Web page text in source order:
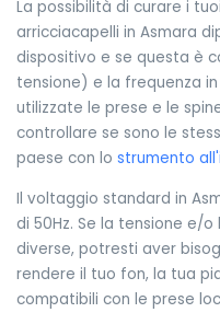
La possibilità di curare i
arricciacapelli in Asmara
dispositivo e se questa è
tensione) e la frequenza
utilizzate le prese e le
controllare se sono le
paese con lo strumento
Il voltaggio standard in
di 50Hz. Se la tensione e/
diverse, potresti aver
rendere il tuo fon, la tua
compatibili con le prese